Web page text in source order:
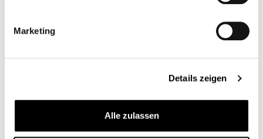
Marketing
Details zeigen
Alle zulassen
€129.00*